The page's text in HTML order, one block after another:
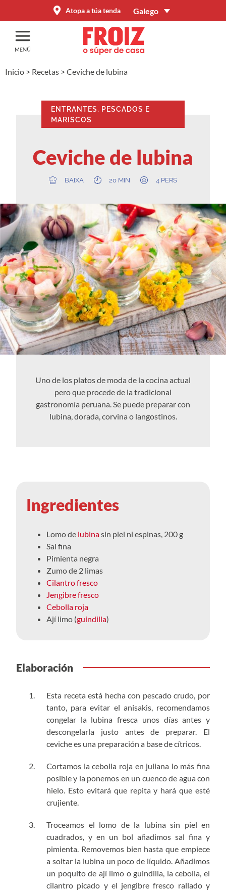
Atopa a túa tenda Galego
Inicio > Recetas > Ceviche de lubina
ENTRANTES, PESCADOS E
MARISCOS
Ceviche de lubina
BAIXA 20 MIN 4 PERS
Uno de los platos de moda de la cocina actual
pero que procede de la tradicional
gastronomía peruana. Se puede preparar con
lubina, dorada, corvina o langostinos.
Ingredientes
Lomo de lubinasin piel ni espinas, 200 g
Sal fina
Pimienta negra
Zumo de 2 limas
Cilantro fresco
Jengibre fresco
Cebolla roja
Ají limo (guindilla)
Elaboración
Esta receta está hecha con pescado crudo, por
tanto, para evitar el anisakis, recomendamos
congelar la lubina fresca unos días antes y
descongelarla justo antes de preparar. El
ceviche es una preparación a base de cítricos.
Cortamos la cebolla roja en juliana lo más fina
posible y la ponemos en un cuenco de agua con
hielo. Esto evitará que repita y hará que esté
crujiente.
Troceamos el lomo de la lubina sin piel en
cuadrados, y en un bol añadimos sal fina y
pimienta. Removemos bien hasta que empiece
a soltar la lubina un poco de líquido. Añadimos
un poquito de ají limo o guindilla, la cebolla, el
cilantro picado y el jengibre fresco rallado y